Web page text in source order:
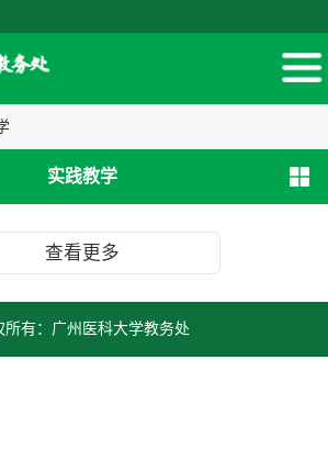
实践教学
查看更多
所有：广州医科大学教务处